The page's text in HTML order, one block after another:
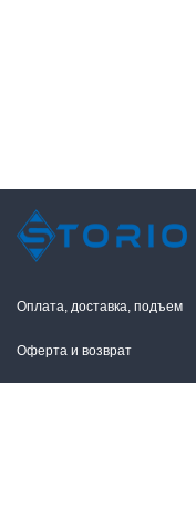
Оплата, доставка, подъем
Оферта и возврат